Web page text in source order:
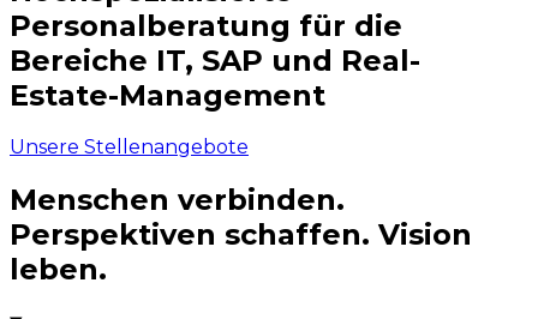
Personalberatung für die
Bereiche IT, SAP und Real-
Estate-Management​
Unsere Stellenangebote
Menschen verbinden.
Perspektiven schaffen. Vision
leben.